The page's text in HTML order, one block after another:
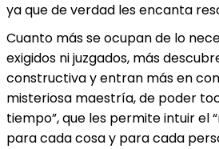
ya que de verdad les encanta
Cuanto más se ocupan de lo
exigidos ni juzgados, más
constructiva y entran más en
misteriosa maestría, de poder
tiempo”, que les permite intuir
para cada cosa y para cada